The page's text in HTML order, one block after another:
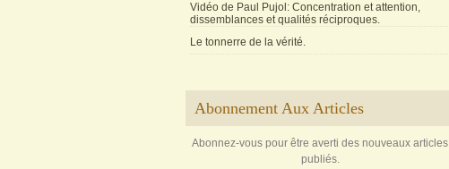
Vidéo de Paul Pujol: Concentration et attention,
dissemblances et qualités réciproques.
Le tonnerre de la vérité.
Abonnement Aux Articles
Abonnez-vous pour être averti des nouveaux articles
publiés.